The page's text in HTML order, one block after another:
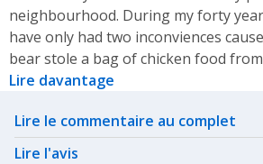
neighbourhood. During my forty
have only had two inconviences
bear stole a bag of chicken food
Lire davantage
Related actions
Lire le commentaire au complet
Lire l'avis